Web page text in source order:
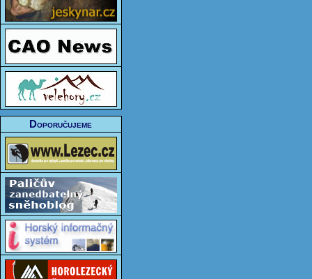
Doporučujeme